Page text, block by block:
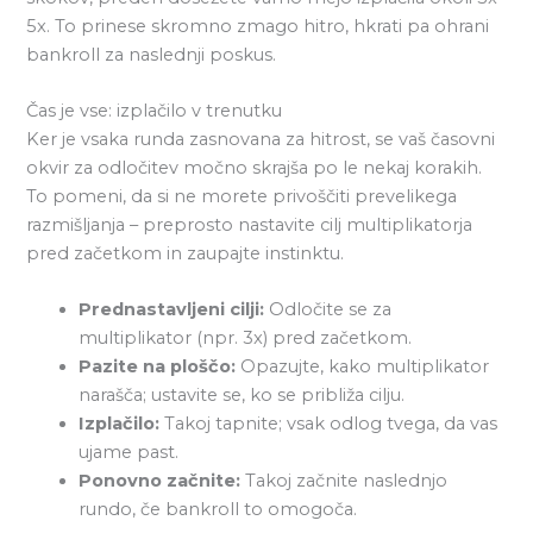
5x. To prinese skromno zmago hitro, hkrati pa ohrani
bankroll za naslednji poskus.
Čas je vse: izplačilo v trenutku
Ker je vsaka runda zasnovana za hitrost, se vaš časovni
okvir za odločitev močno skrajša po le nekaj korakih.
To pomeni, da si ne morete privoščiti prevelikega
razmišljanja – preprosto nastavite cilj multiplikatorja
pred začetkom in zaupajte instinktu.
Prednastavljeni cilji: Odločite se za
multiplikator (npr. 3x) pred začetkom.
Pazite na ploščo: Opazujte, kako multiplikator
narašča; ustavite se, ko se približa cilju.
Izplačilo: Takoj tapnite; vsak odlog tvega, da vas
ujame past.
Ponovno začnite: Takoj začnite naslednjo
rundo, če bankroll to omogoča.